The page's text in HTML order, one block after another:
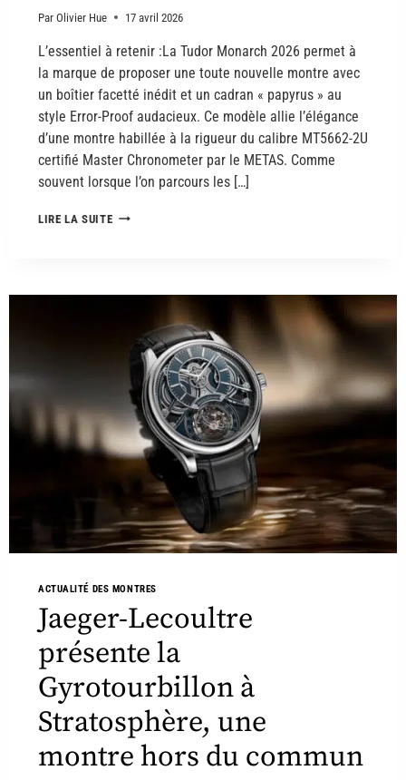
Par Olivier Hue 17 avril 2026
L’essentiel à retenir :La Tudor Monarch 2026 permet à
la marque de proposer une toute nouvelle montre avec
un boîtier facetté inédit et un cadran « papyrus » au
style Error-Proof audacieux. Ce modèle allie l’élégance
d’une montre habillée à la rigueur du calibre MT5662-2U
certifié Master Chronometer par le METAS. Comme
souvent lorsque l’on parcours les […]
LIRE LA SUITE
ACTUALITÉ DES MONTRES
Jaeger-Lecoultre
présente la
Gyrotourbillon à
Stratosphère, une
montre hors du commun